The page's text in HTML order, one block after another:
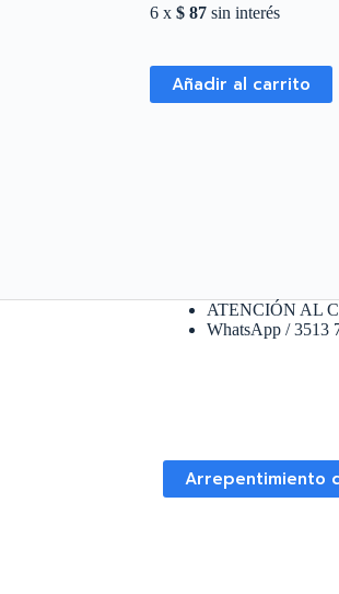
6 x $87sin interés
Añadir al carrito
ATENCIÓN AL
WhatsApp / 3513
Arrepentimiento